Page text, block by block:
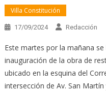
Villa Constitución
17/09/2024 Redacción
Este martes por la mañana
inauguración de la obra de
ubicado en la esquina del
intersección de Av. San